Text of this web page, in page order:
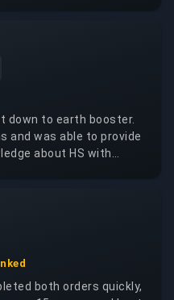
progress. He
it was nice doing
down to earth booster.
and was able to provide
about HS with
this booster. Quality of
both orders quickly,